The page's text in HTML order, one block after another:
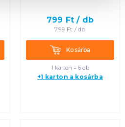
799 Ft / db
799 Ft /db
KosárbaKosárba
1 karton = 6 db
+1 karton a kosárba